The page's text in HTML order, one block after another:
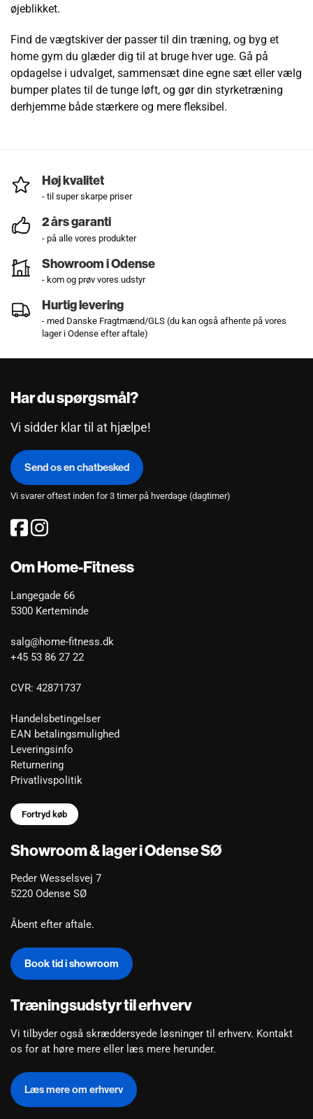
øjeblikket.
Find de vægtskiver der passer til din træning, og byg et
home gym du glæder dig til at bruge hver uge. Gå på
opdagelse i udvalget, sammensæt dine egne sæt eller vælg
bumper plates til de tunge løft, og gør din styrketræning
derhjemme både stærkere og mere fleksibel.
Høj kvalitet
- til super skarpe priser
2 års garanti
- på alle vores produkter
Showroom i Odense
- kom og prøv vores udstyr
Hurtig levering
- med Danske Fragtmænd/GLS (du kan også afhente på vores
lager i Odense efter aftale)
Har du spørgsmål?
Vi sidder klar til at hjælpe!
Send os en chatbesked
Vi svarer oftest inden for 3 timer på hverdage (dagtimer)
Om Home-Fitness
Langegade 66
5300 Kerteminde
salg@home-fitness.dk
+45 53 86 27 22
CVR: 42871737
Handelsbetingelser
EAN betalingsmulighed
Leveringsinfo
Returnering
Privatlivspolitik
Fortryd køb
Showroom & lager i Odense SØ
Peder Wesselsvej 7
5220 Odense SØ
Åbent efter aftale.
Book tid i showroom
Træningsudstyr til erhverv
Vi tilbyder også skræddersyede løsninger til erhverv. Kontakt
os for at høre mere eller læs mere herunder.
Læs mere om erhverv